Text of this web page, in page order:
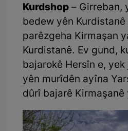
Kurdshop – Girreban,
bedew yên
parêzgeha Kirmaşan
Kurdistanê. Ev gund,
bajarokê Hersîn e,
yên murîdên ayîna
dûrî bajarê Kirmaşanê